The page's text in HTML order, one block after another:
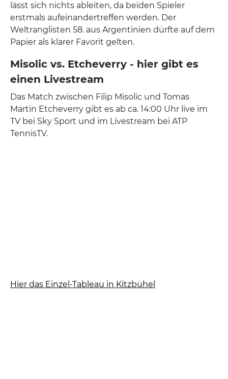
lässt sich nichts ableiten, da beiden Spieler
erstmals aufeinandertreffen werden. Der
Weltranglisten 58. aus Argentinien dürfte auf dem
Papier als klarer Favorit gelten.
Misolic vs. Etcheverry - hier gibt es
einen Livestream
Das Match zwischen Filip Misolic und Tomas
Martin Etcheverry gibt es ab ca. 14:00 Uhr live im
TV bei Sky Sport und im Livestream bei ATP
TennisTV.
Hier das Einzel-Tableau in Kitzbühel